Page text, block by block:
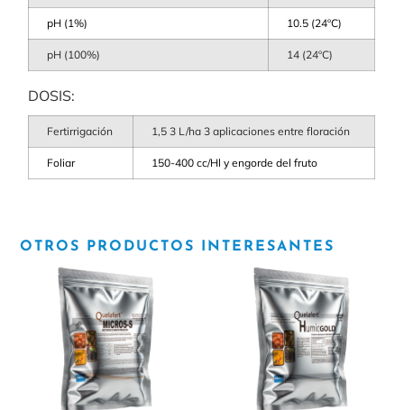
pH (1%) 10.5 (24ºC)
pH (100%) 14 (24ºC)
DOSIS:
Fertirrigación 1,5 3 L/ha 3 aplicaciones entre floración
Foliar 150-400 cc/Hl y engorde del fruto
OTROS PRODUCTOS INTERESANTES